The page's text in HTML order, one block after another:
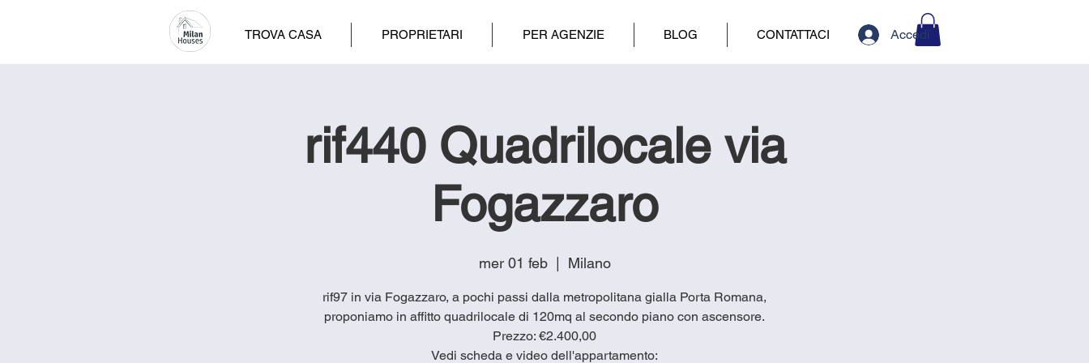
TROVA CASA PROPRIETARI PER AGENZIE BLOG CONTATTACI Accedi
rif440 Quadrilocale via
Fogazzaro
mer 01 feb
  |
Milano
rif97 in via Fogazzaro, a pochi passi dalla metropolitana gialla Porta Romana,
proponiamo in affitto quadrilocale di 120mq al secondo piano con ascensore.
Prezzo: €2.400,00
Vedi scheda e video dell'appartamento: